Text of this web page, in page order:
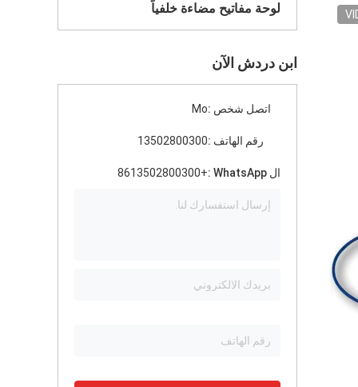
لوحة مفاتيح مضاءة خلفياً
ابن دردش الآن
اتصل شخص :Mo
رقم الهاتف :13502800300
ال WhatsApp : +8613502800300